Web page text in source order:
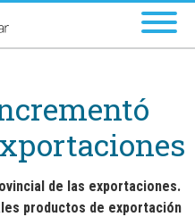
de las exportaciones.
productos de exportación